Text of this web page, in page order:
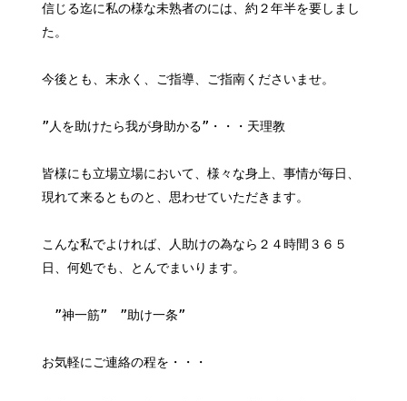
信じる迄に私の様な未熟者のには、約２年半を要しまし
た。
今後とも、末永く、ご指導、ご指南くださいませ。
”人を助けたら我が身助かる”・・・天理教
皆様にも立場立場において、様々な身上、事情が毎日、
現れて来るとものと、思わせていただきます。
こんな私でよければ、人助けの為なら２４時間３６５
日、何処でも、とんでまいります。
”神一筋” ”助け一条”
お気軽にご連絡の程を・・・